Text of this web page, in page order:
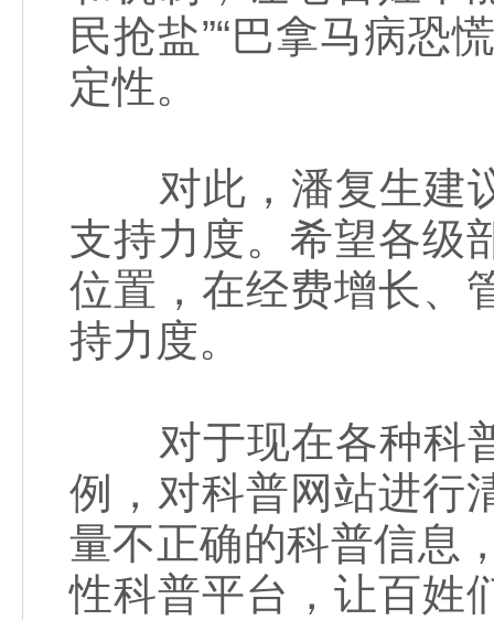
民抢盐”“巴拿马病恐
定性。
对此，潘复生建议
支持力度。希望各级
位置，在经费增长、
持力度。
对于现在各种科普
例，对科普网站进行
量不正确的科普信息
性科普平台，让百姓